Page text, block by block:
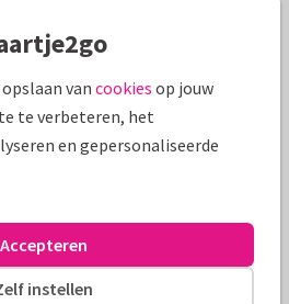
iemand die zijn/haar been heeft
naar wens aan te passen
van cookies op jouw
te verbeteren, het
en gepersonaliseerde
instellen
Accepteren